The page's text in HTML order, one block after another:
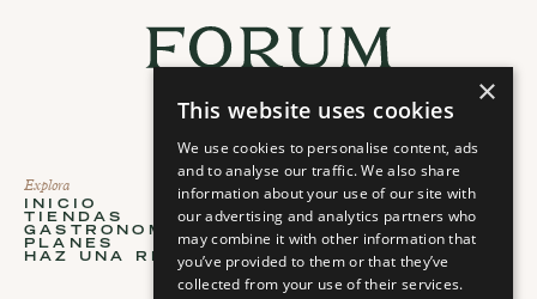
Explora
INICIO
Inicio
TIENDAS
Tiendas
GASTRONOMÍA
Gastronomía
PLANES
Planes
HAZ UNA RESERVA
Haz Una Reserva
Acerca de
ACERCA DE
Acerca de
HISTORIAS
Historias
PLANIFICA TU VISITA
Planifica tu visita
CONTACTO
Contacto
CARRERAS
Carreras profesionales
Select Language
Español
×
This website uses cookies
We use cookies to personalise content, ads
and to analyse our traffic. We also share
information about your use of our site with
our advertising and analytics partners who
may combine it with other information that
you’ve provided to them or that they’ve
collected from your use of their services.